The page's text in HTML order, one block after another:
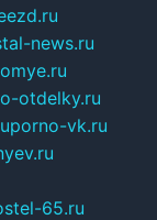
news.ru
otdelky.ru
porno-vk.ru
65.ru